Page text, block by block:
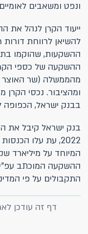
ונפט ומשאבים
ייעוד הקרן לנהל את
להשיאן לרווחת
ההשקעה של כספי
מהממשלה (שר האוצר
ומהציבור. נכסי הקרן
בבנק ישראל, הכפופה
בנק ישראל קיבל את
2022, עת עלו
המיוחד על מיליארד
ההשקעה המוכתב
התקבולים על פי
דף זה עודכן